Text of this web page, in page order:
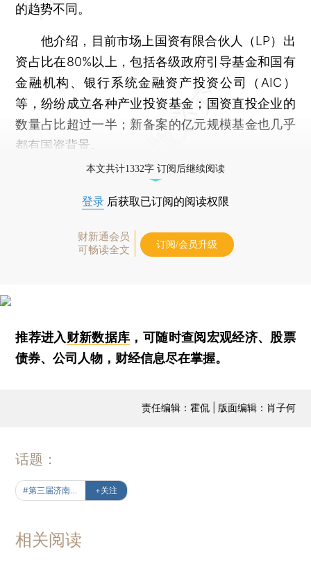
的趋势不同。
他介绍，目前市场上国资有限合伙人（LP）出
资占比在80%以上，包括各级政府引导基金和国有
金融机构、银行系统金融资产投资公司（AIC）
等，纷纷成立各种产业投资基金；国资直投企业的
数量占比超过一半；新备案的亿元规模基金也几乎
都有国资背景。
本文共计1332字 订阅后继续阅读
登录 后获取已订阅的阅读权限
财新通会员
可畅读全文
订阅/会员升级
推荐进入财新数据库 ，可随时查阅宏观经济、股票
债券、公司人物，财经信息尽在掌握。
责任编辑：霍侃 | 版面编辑：肖子何
话题：
+关注
相关阅读